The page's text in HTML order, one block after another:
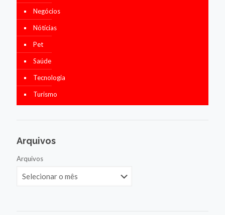
Negócios
Nótícias
Pet
Saúde
Tecnologia
Turismo
Arquivos
Arquivos